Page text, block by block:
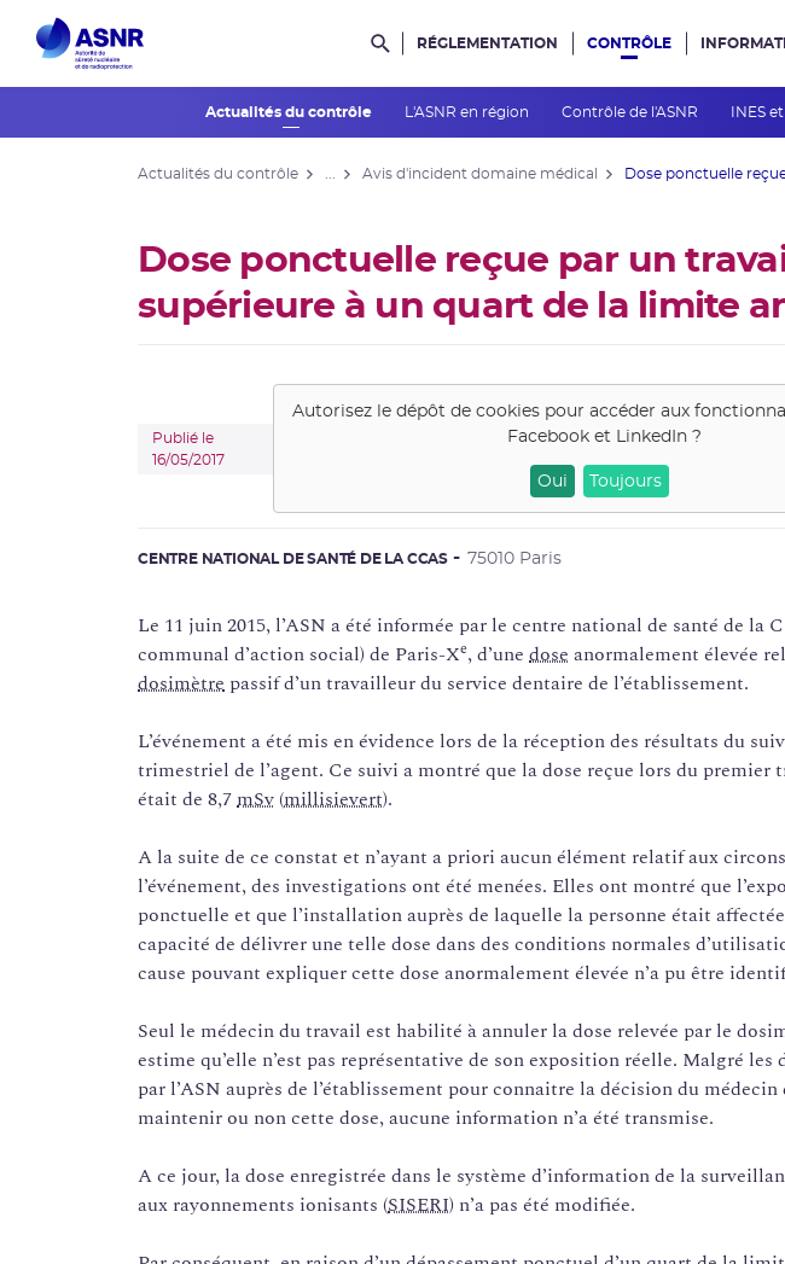
Rechercher dans le site
RÉGLEMENTATION CONTRÔLE
Actualités du contrôle L'ASNR en région Contrôle de l'ASNR INES
Actualités du contrôle Avis d'incident domaine médical Dose ponctuelle reçue
Dose ponctuelle reçue par un
supérieure à un quart de la limite
Publié le
16/05/2017
Autorisez le dépôt de cookies pour accéder aux
Facebook et LinkedIn?
Oui Toujours
CENTRE NATIONAL DE SANTÉ DE LA CCAS 75010 Paris
Le 11 juin 2015, l’ASN a été informée par le centre national de santé de la
communal d’action social) de Paris-Xe, d’une dose anormalement élevée
dosimètre passif d’un travailleur du service dentaire de l’établissement.
L’événement a été mis en évidence lors de la réception des résultats du
trimestriel de l’agent. Ce suivi a montré que la dose reçue lors du premier
était de 8,7mSv (millisievert).
A la suite de ce constat et n’ayant a priori aucun élément relatif aux
l’événement, des investigations ont été menées. Elles ont montré que
ponctuelle et que l’installation auprès de laquelle la personne était
capacité de délivrer une telle dose dans des conditions normales
cause pouvant expliquer cette dose anormalement élevée n’a pu être
Seul le médecin du travail est habilité à annuler la dose relevée par le
estime qu’elle n’est pas représentative de son exposition réelle. Malgré les
par l’ASN auprès de l’établissement pour connaitre la décision du
maintenir ou non cette dose, aucune information n’a été transmise.
A ce jour, la dose enregistrée dans le système d’information de la
aux rayonnements ionisants (SISERI) n’a pas été modifiée.